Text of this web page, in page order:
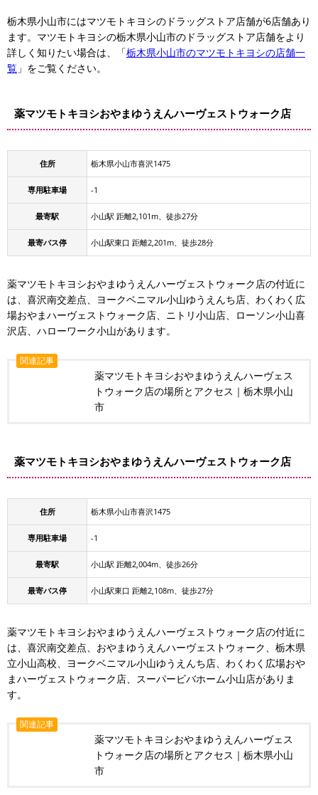
栃木県小山市にはマツモトキヨシのドラッグストア店舗が6店舗あり
ます。マツモトキヨシの栃木県小山市のドラッグストア店舗をより
詳しく知りたい場合は、「栃木県小山市のマツモトキヨシの店舗一
覧 」をご覧ください。
薬マツモトキヨシおやまゆうえんハーヴェストウォーク店
住所 栃木県小山市喜沢1475
専用駐車場 -1
最寄駅 小山駅 距離2,101m、徒歩27分
最寄バス停 小山駅東口 距離2,201m、徒歩28分
薬マツモトキヨシおやまゆうえんハーヴェストウォーク店の付近に
は、喜沢南交差点、ヨークベニマル小山ゆうえんち店、わくわく広
場おやまハーヴェストウォーク店、ニトリ小山店、ローソン小山喜
沢店、ハローワーク小山があります。
関連記事
薬マツモトキヨシおやまゆうえんハーヴェス
トウォーク店の場所とアクセス｜栃木県小山
市
薬マツモトキヨシおやまゆうえんハーヴェストウォーク店
住所 栃木県小山市喜沢1475
専用駐車場 -1
最寄駅 小山駅 距離2,004m、徒歩26分
最寄バス停 小山駅東口 距離2,108m、徒歩27分
薬マツモトキヨシおやまゆうえんハーヴェストウォーク店の付近に
は、喜沢南交差点、おやまゆうえんハーヴェストウォーク、栃木県
立小山高校、ヨークベニマル小山ゆうえんち店、わくわく広場おや
まハーヴェストウォーク店、スーパービバホーム小山店がありま
す。
関連記事
薬マツモトキヨシおやまゆうえんハーヴェス
トウォーク店の場所とアクセス｜栃木県小山
市